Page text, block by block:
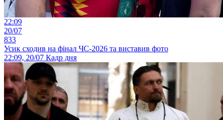
22:09
20/07
833
Усик сходив на фінал ЧС-2026 та виставив фото
22:09, 20/07 Кадр дня